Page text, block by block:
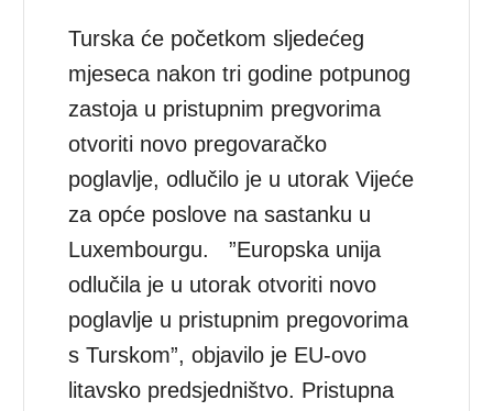
Turska će početkom sljedećeg
mjeseca nakon tri godine potpunog
zastoja u pristupnim pregvorima
otvoriti novo pregovaračko
poglavlje, odlučilo je u utorak Vijeće
za opće poslove na sastanku u
Luxembourgu. ”Europska unija
odlučila je u utorak otvoriti novo
poglavlje u pristupnim pregovorima
s Turskom”, objavilo je EU-ovo
litavsko predsjedništvo. Pristupna